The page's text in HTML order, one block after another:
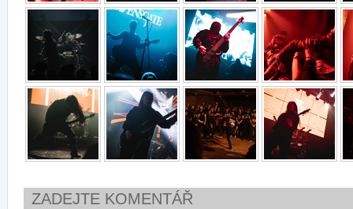
ZADEJTE KOMENTÁŘ